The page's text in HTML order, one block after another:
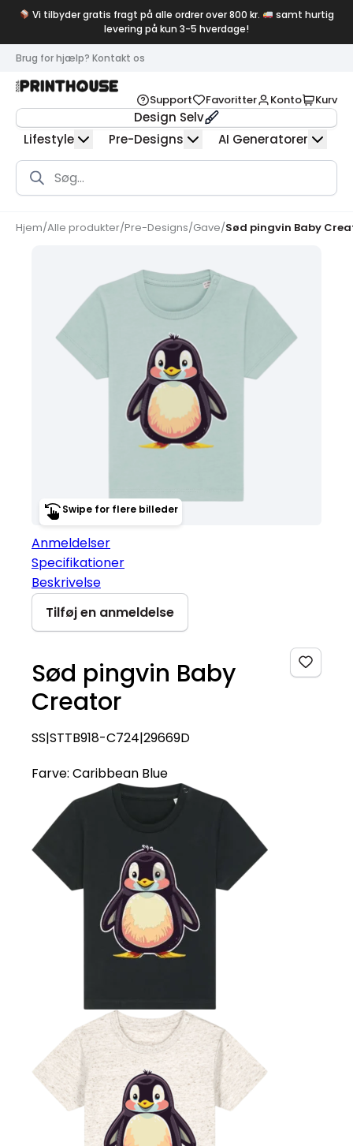
Vi tilbyder gratis fragt på alle ordrer over 800 kr.
samt hurtig
levering på kun 3-5 hverdage!
Brug for hjælp? Kontakt os
Support Favoritter Konto Kurv
Design Selv
Lifestyle
Pre-Designs AI Generatorer
Products
search
Hjem/Alle produkter/Pre-Designs/Gave/Sød pingvin Baby
Swipe for flere billeder
Anmeldelser
Specifikationer
Beskrivelse
Tilføj en anmeldelse
Sød pingvin Baby
Creator
SS|STTB918-C724|29669D
Farve: Caribbean Blue